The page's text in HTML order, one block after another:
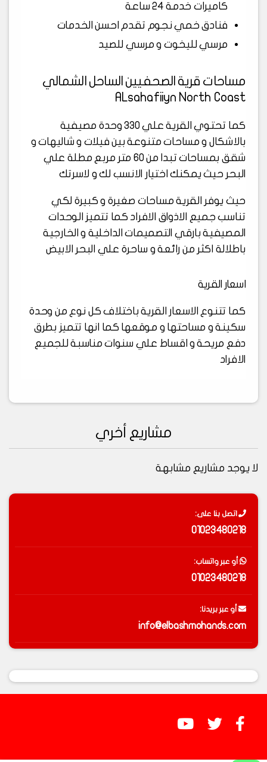
كاميرات خدمة 24 ساعة
فنادق خمي نجوم تقدم احسن الخدمات
مرسي لليخوت و مرسي للصيد
مساحات قرية الصحفيين الساحل الشمالي
ALsahafiiyn North Coast
كما تحتوي القرية علي 330 وحدة مصيفية
بالاشكال و مساحات متنوعة بين فيلات و شاليهات و
شقق بمساحات تبدا من 60 متر مربع مطلة علي
البحر حيث يمكنك اختيار الانسب لك و لاسرتك
حيث يوفر القرية مساحات صغيرة و كبيرة لكي
تناسب جميع الاذواق الافراد كما تتميز الوحدات
المصيفية بارقي التصميمات الداخلية و الخارجية
باطلالة اكثر من رائعة و ساحرة علي البحر الابيض
اسعار القرية
كما تتنوع الاسعار القرية باختلاف كل نوع من وحدة
سكينة و مساحتها و موقعها كما انها تتميز بطرق
دفع مريحة و اقساط علي سنوات مناسبة للجميع
الافراد
مشاريع أخري
لا يوجد مشاريع مشابهة
اتصل بنا على:
01023480218
أو عبر واتساب:
01023480218
أو عبر بريدنا:
info@elbashmohands.com